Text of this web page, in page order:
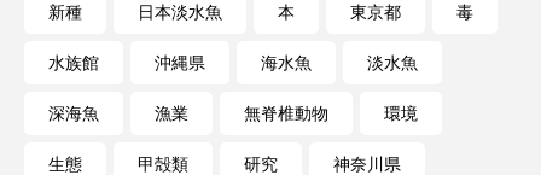
新種 日本淡水魚 本 東京都 毒
水族館 沖縄県 海水魚 淡水魚
深海魚 漁業 無脊椎動物 環境
生態 甲殻類 研究 神奈川県